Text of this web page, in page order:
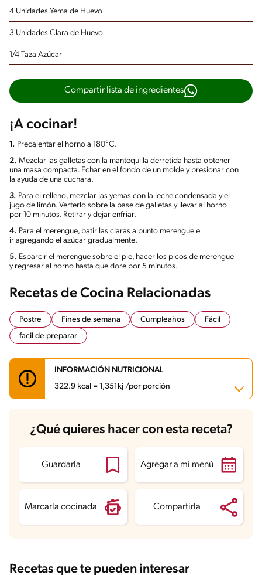
4 Unidades Yema de Huevo
3 Unidades Clara de Huevo
1/4 Taza Azúcar
Compartir lista de ingredientes
¡A cocinar!
1. Precalentar el horno a 180°C.
2. Mezclar las galletas con la mantequilla derretida hasta obtener
una masa compacta. Echar en el fondo de un molde y presionar con
la ayuda de una cuchara.
3. Para el relleno, mezclar las yemas con la leche condensada y el
jugo de limón. Verterlo sobre la base de galletas y llevar al horno
por 10 minutos. Retirar y dejar enfriar.
4. Para el merengue, batir las claras a punto merengue e
ir agregando el azúcar gradualmente.
5. Esparcir el merengue sobre el pie, hacer los picos de merengue
y regresar al horno hasta que dore por 5 minutos.
Recetas de Cocina Relacionadas
Postre Fines de semana Cumpleaños
Fácil
facil de preparar
INFORMACIÓN NUTRICIONAL
322.9 kcal = 1,351kj /por porción
Carbohidratos
48.3 g
Energía 322.9 kcal
Proteína
Grasas saturadas 5.8 g
Sodio 145.6 mg
¿Qué quieres hacer con esta receta?
Guardarla Agregar a mi menú
Marcarla cocinada Compartirla
Recetas que te pueden interesar